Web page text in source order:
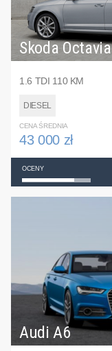
Skoda Octavia
1.6 TDI 110 KM
DIESEL
CENA ŚREDNIA
43 000 zł
OCENY
Audi A6